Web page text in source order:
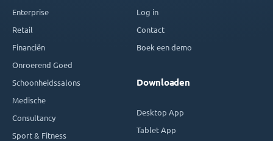
Enterprise
Retail
Financiën
Onroerend Goed
Schoonheidssalons
Medische
Consultancy
Sport & Fitness
Log in
Contact
Boek een demo
Downloaden
Desktop App
Tablet App